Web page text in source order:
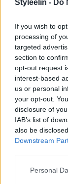
Styleelin - Do
If you wish to
processing of
targeted
section to
opt-out request
interest-based
us or personal
your opt-out.
disclosure of
IAB’s list of
also be
Downstream
Personal
Hut som:
mellis förra
som tipsade
200gr dadlar